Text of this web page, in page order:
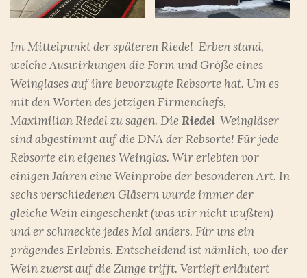
Im Mittelpunkt der späteren Riedel-Erben stand,
welche Auswirkungen die Form und Größe eines
Weinglases auf ihre bevorzugte Rebsorte hat. Um es
mit den Worten des jetzigen Firmenchefs,
Maximilian Riedel zu sagen. DieRiedel-Weingläser
sind abgestimmt auf die DNA der Rebsorte! Für jede
Rebsorte ein eigenes Weinglas. Wir erlebten vor
einigen Jahren eine Weinprobe der besonderen Art. In
sechs verschiedenen Gläsern wurde immer der
gleiche Wein eingeschenkt (was wir nicht wußten)
und er schmeckte jedes Mal anders. Für uns ein
prägendes Erlebnis. Entscheidend ist nämlich, wo der
Wein zuerst auf die Zunge trifft. Vertieft erläutert